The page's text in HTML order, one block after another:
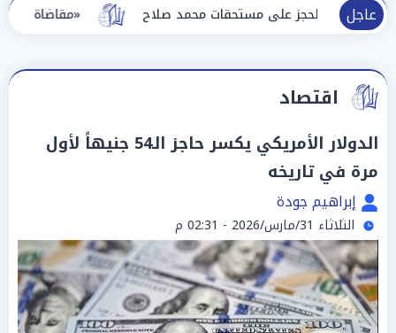
عاجل «مقاضاة للشائعات».. على مستحقات محمد صلاح
اقتصاد
الدولار الأمريكي يكسر حاجز الـ54 جنيهاً لأول
مرة في تاريخه
إبراهيم جودة
الثلاثاء 31/مارس/2026 - 02:31 م